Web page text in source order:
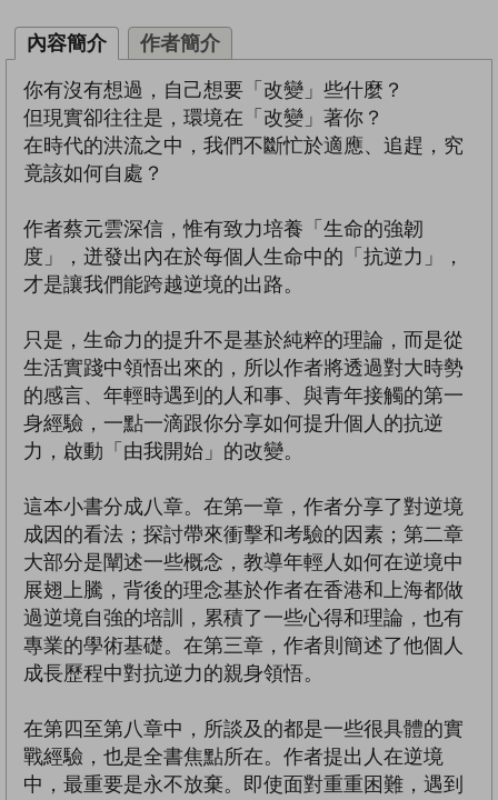
內容簡介 作者簡介
你有沒有想過，自己想要「改變」些什麼？
但現實卻往往是，環境在「改變」著你？
在時代的洪流之中，我們不斷忙於適應、追趕，究
竟該如何自處？
作者蔡元雲深信，惟有致力培養「生命的強韌
度」，迸發出內在於每個人生命中的「抗逆力」，
才是讓我們能跨越逆境的出路。
只是，生命力的提升不是基於純粹的理論，而是從
生活實踐中領悟出來的，所以作者將透過對大時勢
的感言、年輕時遇到的人和事、與青年接觸的第一
身經驗，一點一滴跟你分享如何提升個人的抗逆
力，啟動「由我開始」的改變。
這本小書分成八章。在第一章，作者分享了對逆境
成因的看法；探討帶來衝擊和考驗的因素；第二章
大部分是闡述一些概念，教導年輕人如何在逆境中
展翅上騰，背後的理念基於作者在香港和上海都做
過逆境自強的培訓，累積了一些心得和理論，也有
專業的學術基礎。在第三章，作者則簡述了他個人
成長歷程中對抗逆力的親身領悟。
在第四至第八章中，所談及的都是一些很具體的實
戰經驗，也是全書焦點所在。作者提出人在逆境
中，最重要是永不放棄。即使面對重重困難，遇到